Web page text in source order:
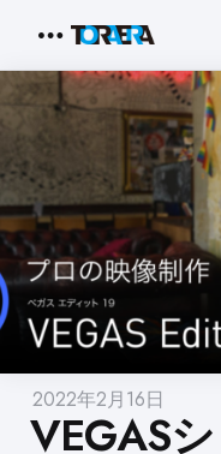
Menu
2022年2月16日
VEGAS